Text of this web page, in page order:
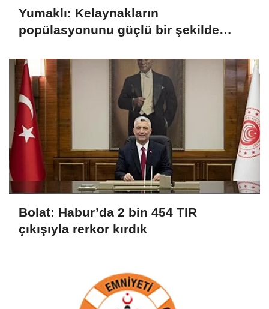
Yumaklı: Kelaynakların
popülasyonunu güçlü bir şekilde
Bolat: Habur’da 2 bin 454 TIR
çıkışıyla rerkor kırdık